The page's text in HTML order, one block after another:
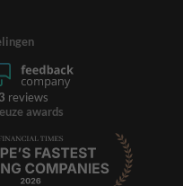
reviews
awards